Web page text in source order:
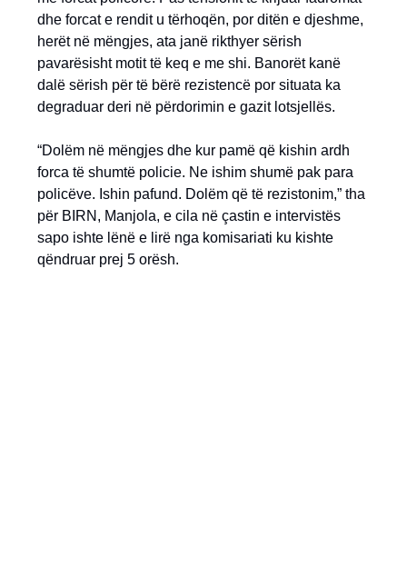
dhe forcat e rendit u tërhoqën, por ditën e djeshme,
herët në mëngjes, ata janë rikthyer sërish
pavarësisht motit të keq e me shi. Banorët kanë
dalë sërish për të bërë rezistencë por situata ka
degraduar deri në përdorimin e gazit lotsjellës.
“Dolëm në mëngjes dhe kur pamë që kishin ardh
forca të shumtë policie. Ne ishim shumë pak para
policëve. Ishin pafund. Dolëm që të rezistonim,” tha
për BIRN, Manjola, e cila në çastin e intervistës
sapo ishte lënë e lirë nga komisariati ku kishte
qëndruar prej 5 orësh.